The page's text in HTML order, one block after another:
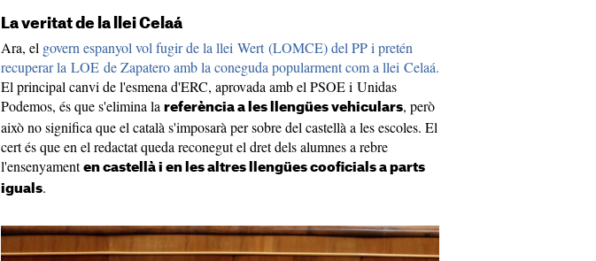
La veritat de la llei Celaá
Ara, el govern espanyol vol fugir de la llei Wert (LOMCE) del PP i pretén
recuperar la LOE de Zapatero amb la coneguda popularment com a llei Celaá.
El principal canvi de l'esmena d'ERC, aprovada amb el PSOE i Unidas
Podemos, és que s'elimina la referència a les llengües vehiculars, però
això no significa que el català s'imposarà per sobre del castellà a les escoles. El
cert és que en el redactat queda reconegut el dret dels alumnes a rebre
l'ensenyament en castellà i en les altres llengües cooficials a parts
iguals.